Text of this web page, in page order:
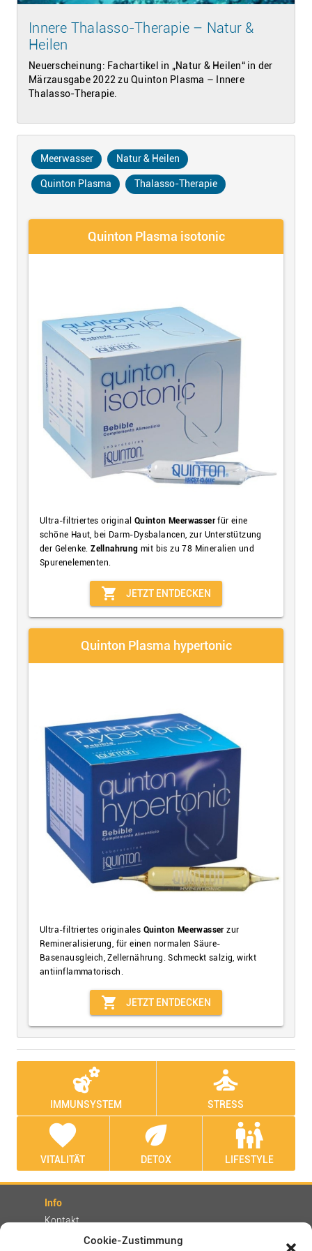
Cookie-Zustimmung
Innere Thalasso-Therapie – Natur &
Heilen
Neuerscheinung: Fachartikel in „Natur & Heilen“ in der
Märzausgabe 2022 zu Quinton Plasma – Innere
Thalasso-Therapie.
Meerwasser Natur & Heilen
Quinton Plasma Thalasso-Therapie
Quinton Plasma isotonic
Ultra-filtriertes original Quinton Meerwasserfür eine
schöne Haut, bei Darm-Dysbalancen, zur Unterstützung
der Gelenke.Zellnahrungmit bis zu 78 Mineralien und
Spurenelementen.
shopping_cart JETZT ENTDECKEN
Quinton Plasma hypertonic
Ultra-filtriertes originales Quinton Meerwasserzur
Remineralisierung, für einen normalen Säure-
Basenausgleich, Zellernährung. Schmeckt salzig, wirkt
antiinflammatorisch.
shopping_cart JETZT ENTDECKEN
emoji_nature
IMMUNSYSTEM
self_improvement
STRESS
favorite
VITALITÄT
eco
DETOX
family_restroom
LIFESTYLE
Info
Kontakt